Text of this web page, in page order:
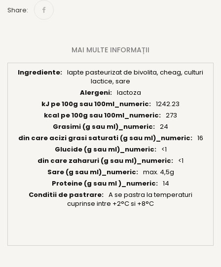
Share:
MAI MULTE INFORMAȚII
Mai
lapte pasteurizat de bivolita, cheag, culturi
lactice, sare
lactoza
1242.23
273
24
16
<1
<1
max. 4,5g
14
A se pastra la temperaturi
cuprinse intre +2°C si +8°C